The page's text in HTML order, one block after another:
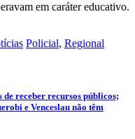
em caráter educativo.
Policial, Regional
receber recursos públicos;
e Venceslau não têm